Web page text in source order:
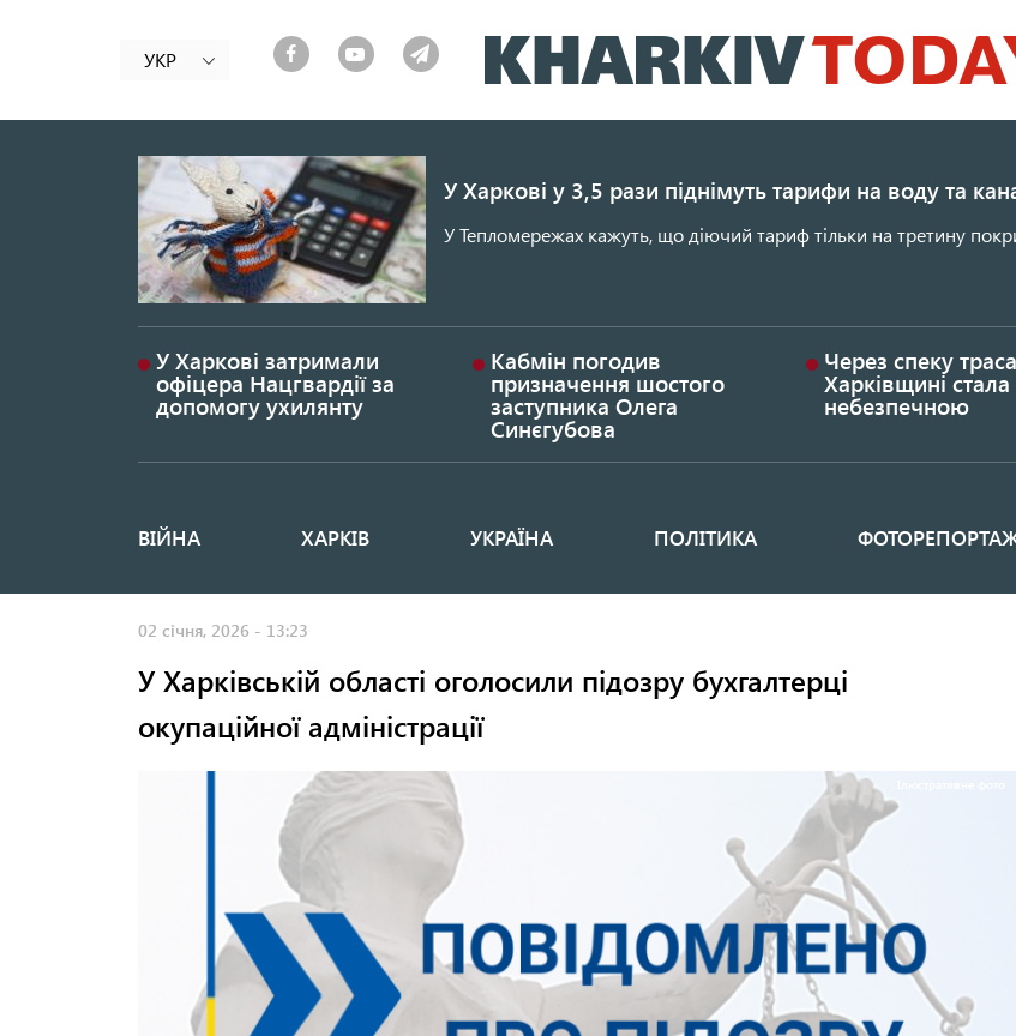
до
основного
УКР
У Харкові у 3,5 рази піднімуть тарифи на воду та
У Тепломережах кажуть, що діючий тариф тільки на третину
У Харкові затримали
офіцера Нацгвардії за
допомогу ухилянту
Кабмін погодив
призначення шостого
заступника Олега
Синєгубова
Через спеку
Харківщині стала
небезпечною
Основная
ВІЙНА ХАРКІВ УКРАЇНА ПОЛІТИКА
02 січня, 2026 - 13:23
У Харківській області оголосили підозру бухгалтерці
окупаційної адміністрації